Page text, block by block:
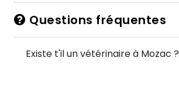
Questions fréquentes
Existe t'il un vétérinaire à Mozac ?